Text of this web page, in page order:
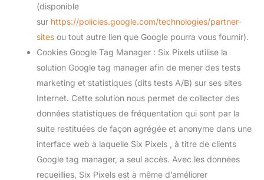
(disponible
sur https://policies.google.com/technologies/partner-
sites ou tout autre lien que Google pourra vous fournir).
Cookies Google Tag Manager : Six Pixels utilise la
solution Google tag manager afin de mener des tests
marketing et statistiques (dits tests A/B) sur ses sites
Internet. Cette solution nous permet de collecter des
données statistiques de fréquentation qui sont par la
suite restituées de façon agrégée et anonyme dans une
interface web à laquelle Six Pixels , à titre de clients
Google tag manager, a seul accès. Avec les données
recueillies, Six Pixels est à même d’améliorer